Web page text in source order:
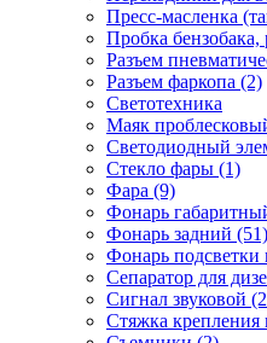
Пресс-масленка
Пробка бензобака,
Разъем
Разъем фаркопа (2)
Светотехника
Маяк
Светодиодный
Стекло фары (1)
Фара (9)
Фонарь
Фонарь задний (51)
Фонарь подсветки
Сепаратор для
Сигнал звуковой
Стяжка крепления